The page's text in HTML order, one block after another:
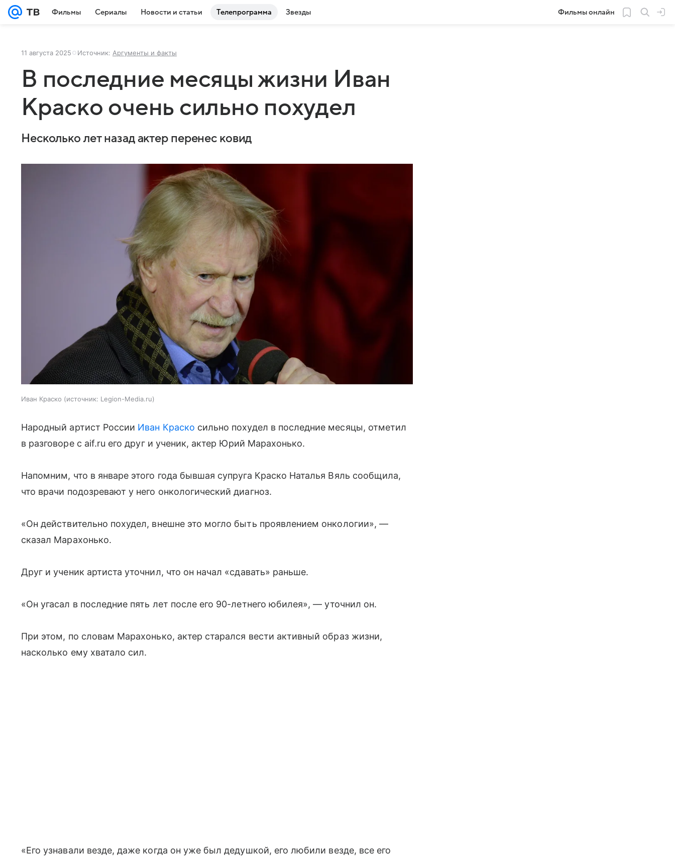
Фильмы Сериалы Новости и статьи Телепрограмма Звезды Фильмы онлайн
11 августа 2025 Источник: Аргументы и факты
В последние месяцы жизни Иван
Краско очень сильно похудел
Несколько лет назад актер перенес ковид
Иван Краско источник: Legion-Media.ru
Народный артист России Иван Краско сильно похудел в последние месяцы, отметил
в разговоре с aif.ru его друг и ученик, актер Юрий Марахонько.
Напомним, что в январе этого года бывшая супруга Краско Наталья Вяль сообщила,
что врачи подозревают у него онкологический диагноз.
«Он действительно похудел, внешне это могло быть проявлением онкологии», —
сказал Марахонько.
Друг и ученик артиста уточнил, что он начал «сдавать» раньше.
«Он угасал в последние пять лет после его 90-летнего юбилея», — уточнил он.
При этом, по словам Марахонько, актер старался вести активный образ жизни,
насколько ему хватало сил.
«Его узнавали везде, даже когда он уже был дедушкой, его любили везде, все его